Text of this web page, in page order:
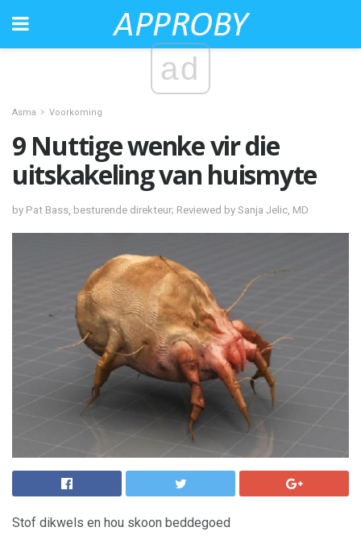
ad
Asma Voorkoming
9 Nuttige wenke vir die
uitskakeling van huismyte
by Pat Bass, besturende direkteur; Reviewed by Sanja Jelic, MD
Stof dikwels en hou skoon beddegoed